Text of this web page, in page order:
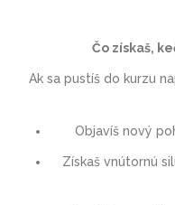
Čo získaš,
Ak sa pustíš do kurzu
Objavíš nový
Získaš vnútornú